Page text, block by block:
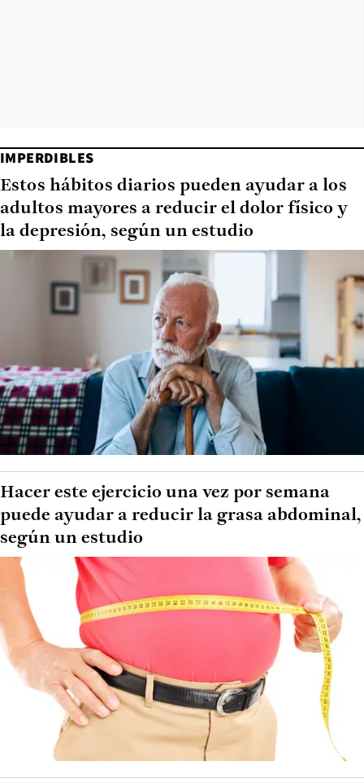
IMPERDIBLES
Estos hábitos diarios pueden ayudar a los
adultos mayores a reducir el dolor físico y
la depresión, según un estudio
Hacer este ejercicio una vez por semana
puede ayudar a reducir la grasa abdominal,
según un estudio